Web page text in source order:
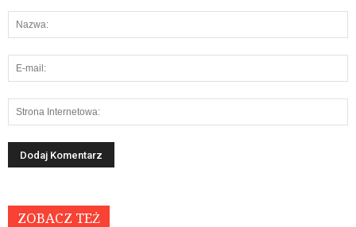
ZOBACZ TEŻ